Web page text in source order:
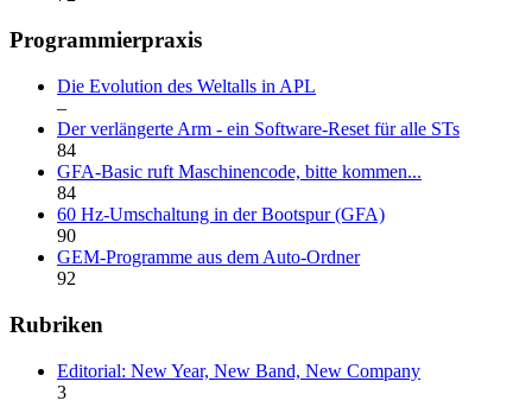
Programmierpraxis
Die Evolution des Weltalls in APL
–
Der verlängerte Arm - ein Software-Reset für alle STs
84
GFA-Basic ruft Maschinencode, bitte kommen...
84
60 Hz-Umschaltung in der Bootspur (GFA)
90
GEM-Programme aus dem Auto-Ordner
92
Rubriken
Editorial: New Year, New Band, New Company
3